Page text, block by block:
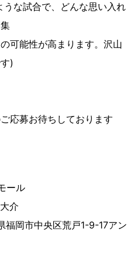
うな試合で、どんな思い入れ
可能性が高まります。沢山
)
応募お待ちしております
ール
介
岡市中央区荒戸1-9-17アン